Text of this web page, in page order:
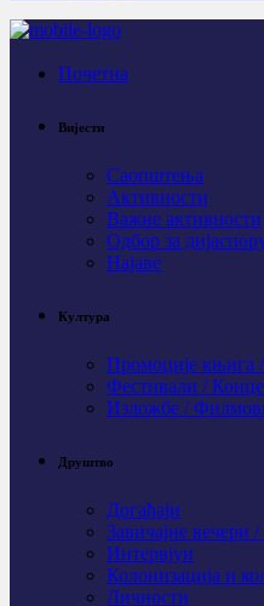
Почетна
Вијести
Саопштења
Активности
Важне активности
Одбор за
Најаве
Култура
Промоције књига
Фестивали /
Изложбе /
Друштво
Догађаји
Завичајне вечери
Интервјуи
Колонизација и
Личности